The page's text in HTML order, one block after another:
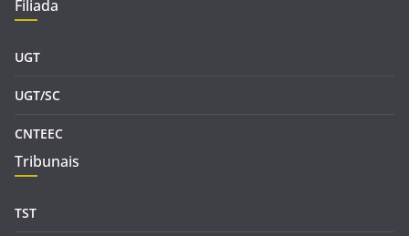
Filiada
UGT
UGT/SC
CNTEEC
Tribunais
TST